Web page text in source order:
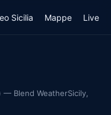
Sicilia Mappe Live
Blend WeatherSicily,